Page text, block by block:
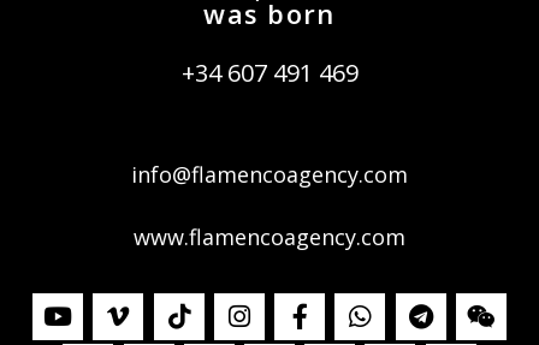
was born
+34 607 491 469
info@flamencoagency.com
www.flamencoagency.com